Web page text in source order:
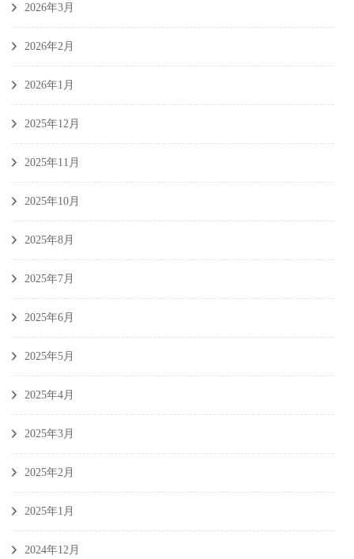
2026年3月
2026年2月
2026年1月
2025年12月
2025年11月
2025年10月
2025年8月
2025年7月
2025年6月
2025年5月
2025年4月
2025年3月
2025年2月
2025年1月
2024年12月